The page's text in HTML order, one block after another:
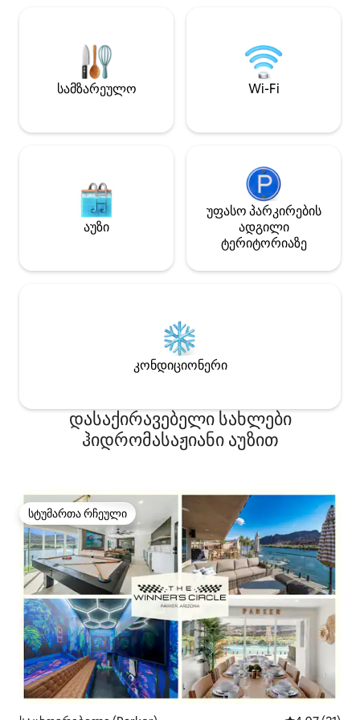
გაეცანით მის
საცხოვრებლის
ფიქსირებული
სამზარეულო Wi-Fi
აუზი
უფასო პარკირების
ადგილი
ტერიტორიაზე
კონდიციონერი
დასაქირავებელი სახლები
ჰიდრომასაჟიანი აუზით
სტუმართა რჩეული
სტუმართა რჩეული